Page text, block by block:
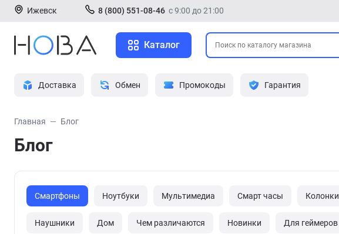
Ижевск 8 (800) 551-08-46 с 9:00 до 21:00
Каталог
Доставка Обмен Промокоды Гарантия
Главная Блог
Блог
Смартфоны Ноутбуки Мультимедиа Смарт часы Колонки
Наушники Дом Чем различаются Новинки Для геймеров